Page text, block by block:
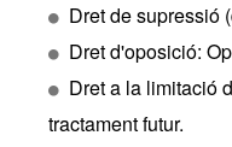
Dret de supressió
Dret d'oposició:
Dret a la limitació
tractament futur.